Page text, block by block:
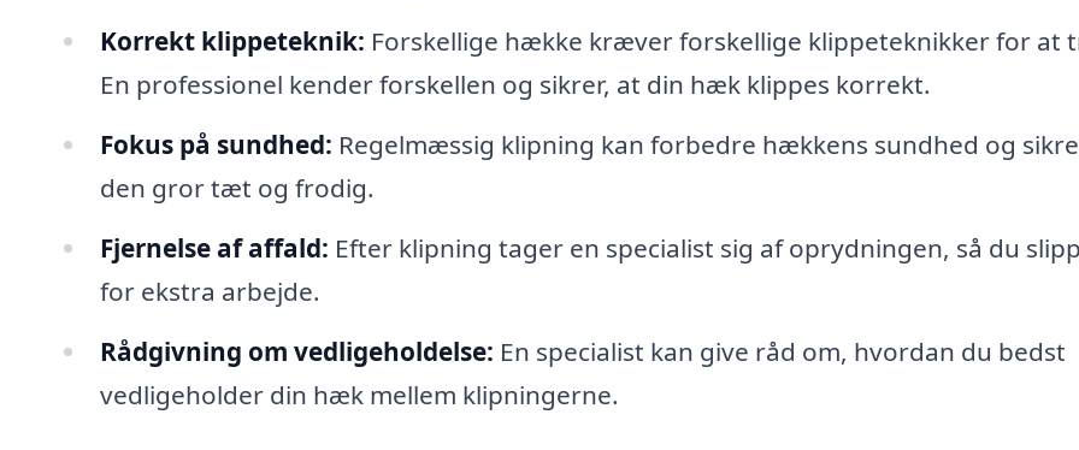
Korrekt klippeteknik: Forskellige hække kræver forskellige klippeteknikker for at
En professionel kender forskellen og sikrer, at din hæk klippes korrekt.
Fokus på sundhed: Regelmæssig klipning kan forbedre hækkens sundhed og
den gror tæt og frodig.
Fjernelse af affald: Efter klipning tager en specialist sig af oprydningen, så du
for ekstra arbejde.
Rådgivning om vedligeholdelse: En specialist kan give råd om, hvordan du bedst
vedligeholder din hæk mellem klipningerne.